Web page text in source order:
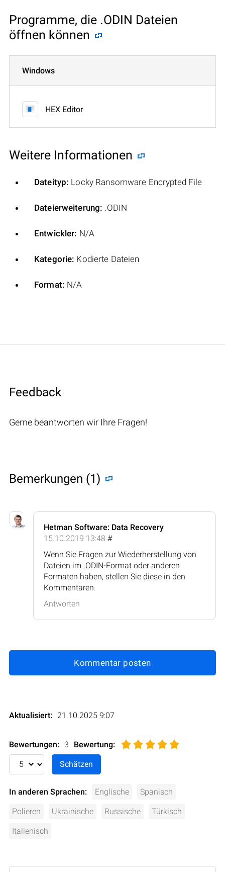
Programme, die .ODIN Dateien
öffnen können
Windows
HEX Editor
Weitere Informationen
Dateityp: Locky Ransomware Encrypted File
Dateierweiterung: .ODIN
Entwickler: N/A
Kategorie: Kodierte Dateien
Format: N/A
Feedback
Gerne beantworten wir Ihre Fragen!
Bemerkungen (1)
Hetman Software: Data Recovery
15.10.2019 13:48 #
Wenn Sie Fragen zur Wiederherstellung von
Dateien im .ODIN-Format oder anderen
Formaten haben, stellen Sie diese in den
Kommentaren.
Antworten
Kommentar posten
Aktualisiert: 21.10.2025 9:07
Bewertungen: 3 Bewertung:
In anderen Sprachen: Englische Spanisch
Polieren Ukrainische Russische Türkisch
Italienisch